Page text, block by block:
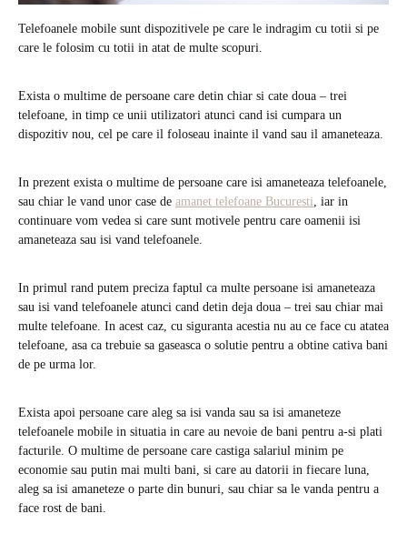
Telefoanele mobile sunt dispozitivele pe care le indragim cu totii si pe
care le folosim cu totii in atat de multe scopuri.
Exista o multime de persoane care detin chiar si cate doua – trei
telefoane, in timp ce unii utilizatori atunci cand isi cumpara un
dispozitiv nou, cel pe care il foloseau inainte il vand sau il amaneteaza.
In prezent exista o multime de persoane care isi amaneteaza telefoanele,
sau chiar le vand unor case de amanet telefoane Bucuresti , iar in
continuare vom vedea si care sunt motivele pentru care oamenii isi
amaneteaza sau isi vand telefoanele.
In primul rand putem preciza faptul ca multe persoane isi amaneteaza
sau isi vand telefoanele atunci cand detin deja doua – trei sau chiar mai
multe telefoane. In acest caz, cu siguranta acestia nu au ce face cu atatea
telefoane, asa ca trebuie sa gaseasca o solutie pentru a obtine cativa bani
de pe urma lor.
Exista apoi persoane care aleg sa isi vanda sau sa isi amaneteze
telefoanele mobile in situatia in care au nevoie de bani pentru a-si plati
facturile. O multime de persoane care castiga salariul minim pe
economie sau putin mai multi bani, si care au datorii in fiecare luna,
aleg sa isi amaneteze o parte din bunuri, sau chiar sa le vanda pentru a
face rost de bani.